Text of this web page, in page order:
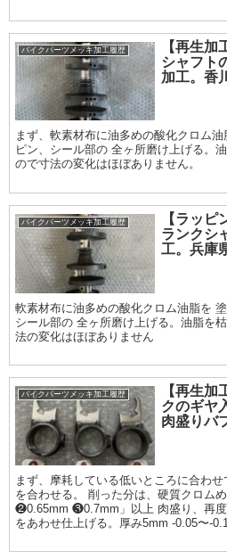
バイクパーツメッキ加工履歴
【再生
シャフト
加工。香
まず、軟素材布に油多めの酸化クロム
ピン、シール部の 全ヶ所磨け上げる。
ので寸法の変化はほぼありません。
バイクパーツメッキ加工履歴
【ラッ
ランクシ
工。兵庫
軟素材布に油多めの酸化クロム油脂を
シール部の 全ヶ所磨け上げる。油脂を
法の変化はほぼありません
バイクパーツメッキ加工履歴
【再生
クのギヤ
肉盛りバ
まず、摩耗している低いところに合わ
を合わせる。 削った分は、硬質クロム
❷0.65mm ❸0.7mm」以上 肉盛り、再
をあわせ仕上げる。厚み5mm -0.05〜-0.1